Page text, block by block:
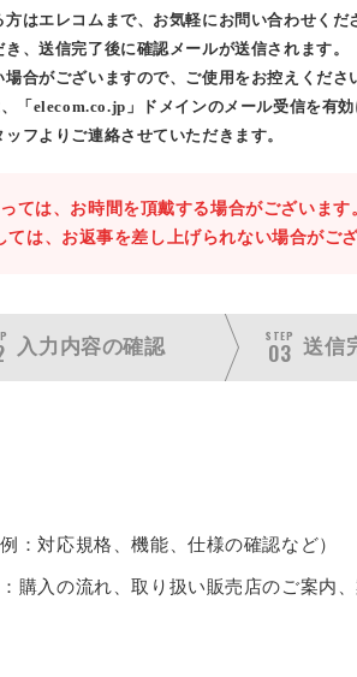
はエレコムまで、お気軽にお問い合わせくだ
、送信完了後に確認メールが送信されます。
合がございますので、ご使用をお控えくださ
「elecom.co.jp」ドメインのメール受信を有効
フよりご連絡させていただきます。
ては、お時間を頂戴する場合がございます
は、お返事を差し上げられない場合がござ
入力内容の確認
STEP
03 送信
例：対応規格、機能、仕様の確認など）
：購入の流れ、取り扱い販売店のご案内